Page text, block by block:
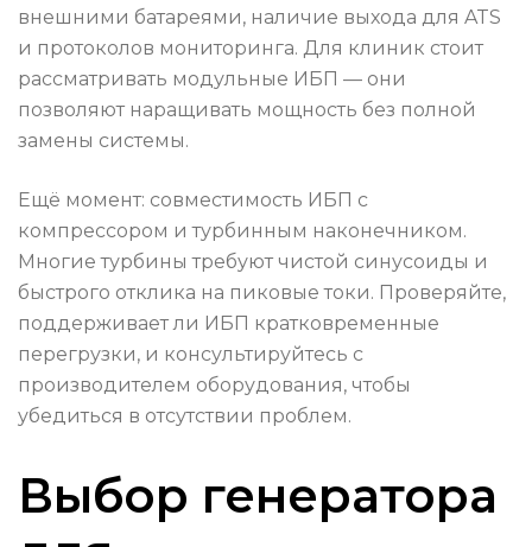
внешними батареями, наличие выхода для ATS
и протоколов мониторинга. Для клиник стоит
рассматривать модульные ИБП — они
позволяют наращивать мощность без полной
замены системы.
Ещё момент: совместимость ИБП с
компрессором и турбинным наконечником.
Многие турбины требуют чистой синусоиды и
быстрого отклика на пиковые токи. Проверяйте,
поддерживает ли ИБП кратковременные
перегрузки, и консультируйтесь с
производителем оборудования, чтобы
убедиться в отсутствии проблем.
Выбор генератора